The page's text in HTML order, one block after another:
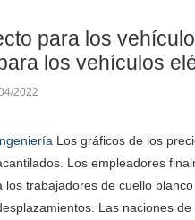
para los
los vehículos
2022
Los gráficos de los
Los empleadores
los trabajadores de cuello
Las naciones